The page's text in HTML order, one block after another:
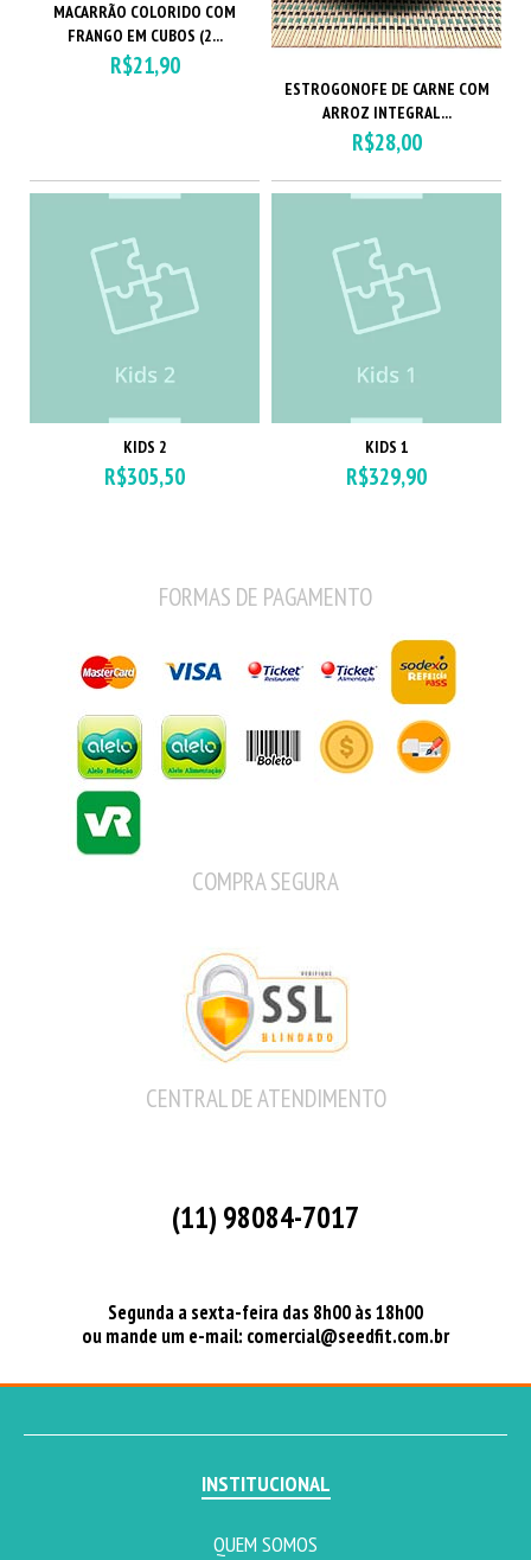
MACARRÃO COLORIDO COM
FRANGO EM CUBOS (2...
R$21,90
ESTROGONOFE DE CARNE COM
ARROZ INTEGRAL...
R$28,00
KIDS 2
R$305,50
KIDS 1
R$329,90
FORMAS DE PAGAMENTO
COMPRA SEGURA
CENTRAL DE ATENDIMENTO
(11) 98084-7017
Segunda a sexta-feira das 8h00 às 18h00
ou mande um e-mail: comercial@seedfit.com.br
INSTITUCIONAL
QUEM SOMOS